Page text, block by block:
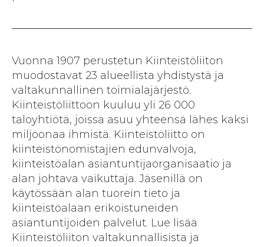
Vuonna 1907 perustetun Kiinteistöliiton
muodostavat 23 alueellista yhdistystä ja
valtakunnallinen toimialajärjestö.
Kiinteistöliittoon kuuluu yli 26 000
taloyhtiötä, joissa asuu yhteensä lähes kaksi
miljoonaa ihmistä. Kiinteistöliitto on
kiinteistönomistajien edunvalvoja,
kiinteistöalan asiantuntijaorganisaatio ja
alan johtava vaikuttaja. Jäsenillä on
käytössään alan tuorein tieto ja
kiinteistöalaan erikoistuneiden
asiantuntijoiden palvelut. Lue lisää
Kiinteistöliiton valtakunnallisista ja